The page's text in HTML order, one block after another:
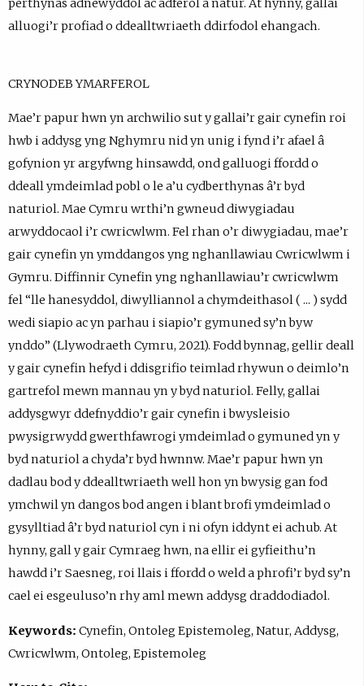
perthynas adnewyddol ac adferol â natur. At hynny, gallai
alluogi’r profiad o ddealltwriaeth ddirfodol ehangach.
CRYNODEB YMARFEROL
Mae’r papur hwn yn archwilio sut y gallai’r gair cynefin roi
hwb i addysg yng Nghymru nid yn unig i fynd i’r afael â
gofynion yr argyfwng hinsawdd, ond galluogi ffordd o
ddeall ymdeimlad pobl o le a’u cydberthynas â’r byd
naturiol. Mae Cymru wrthi’n gwneud diwygiadau
arwyddocaol i’r cwricwlwm. Fel rhan o’r diwygiadau, mae’r
gair cynefin yn ymddangos yng nghanllawiau Cwricwlwm i
Gymru. Diffinnir Cynefin yng nghanllawiau’r cwricwlwm
fel “lle hanesyddol, diwylliannol a chymdeithasol ( ... ) sydd
wedi siapio ac yn parhau i siapio’r gymuned sy’n byw
ynddo” (Llywodraeth Cymru, 2021). Fodd bynnag, gellir deall
y gair cynefin hefyd i ddisgrifio teimlad rhywun o deimlo’n
gartrefol mewn mannau yn y byd naturiol. Felly, gallai
addysgwyr ddefnyddio’r gair cynefin i bwysleisio
pwysigrwydd gwerthfawrogi ymdeimlad o gymuned yn y
byd naturiol a chyda’r byd hwnnw. Mae’r papur hwn yn
dadlau bod y ddealltwriaeth well hon yn bwysig gan fod
ymchwil yn dangos bod angen i blant brofi ymdeimlad o
gysylltiad â’r byd naturiol cyn i ni ofyn iddynt ei achub. At
hynny, gall y gair Cymraeg hwn, na ellir ei gyfieithu’n
hawdd i’r Saesneg, roi llais i ffordd o weld a phrofi’r byd sy’n
cael ei esgeuluso’n rhy aml mewn addysg draddodiadol.
Keywords: Cynefin, Ontoleg Epistemoleg, Natur, Addysg,
Cwricwlwm, Ontoleg, Epistemoleg